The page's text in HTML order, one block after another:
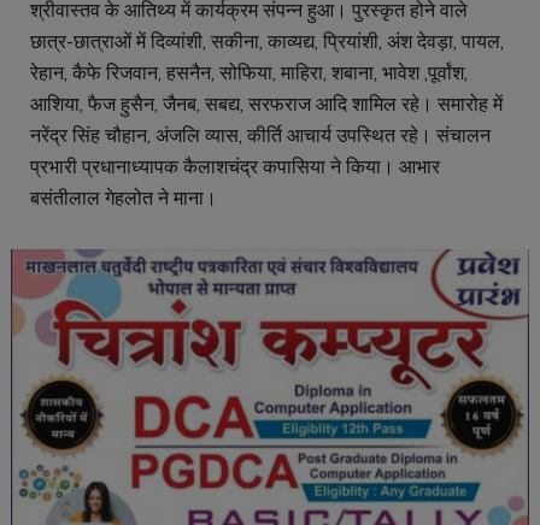
श्रीवास्तव के आतिथ्य में कार्यक्रम संपन्न हुआ। पुरस्कृत होने वाले
छात्र-छात्राओं में दिव्यांशी, सकीना, काव्यद्य, प्रियांशी, अंश देवड़ा, पायल,
रेहान, कैफे रिजवान, हसनैन, सोफिया, माहिरा, शबाना, भावेश ,पूर्वांश,
आशिया, फैज हुसैन, जैनब, सबद्य, सरफराज आदि शामिल रहे। समारोह में
नरेंद्र सिंह चौहान, अंजलि व्यास, कीर्ति आचार्य उपस्थित रहे। संचालन
प्रभारी प्रधानाध्यापक कैलाशचंद्र कपासिया ने किया। आभार
बसंतीलाल गेहलोत ने माना।